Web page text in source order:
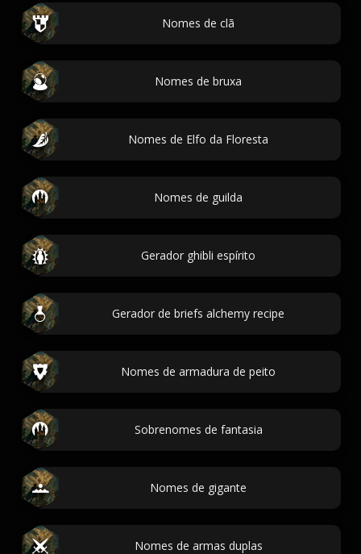
Nomes de clã
Nomes de bruxa
Nomes de Elfo da Floresta
Nomes de guilda
Gerador ghibli espírito
Gerador de briefs alchemy recipe
Nomes de armadura de peito
Sobrenomes de fantasia
Nomes de gigante
Nomes de armas duplas